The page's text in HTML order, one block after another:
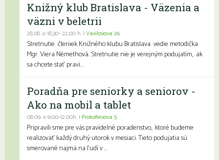
Knižný klub Bratislava - Väzenia a
väzni v beletrii
28.08. o 18,30- 22,00 h. | Vavilovova 26
Stretnutie členiek Knižného klubu Bratislava vedie metodička
Mgr. Viera Némethová. Stretnutie nie je verejným podujatím, ak
sa chcete stať pravi...
Poradňa pre seniorky a seniorov -
Ako na mobil a tablet
08.09. o 9:00-12:00h. | Prokofievova 5
Pripravili sme pre vás pravidelné poradenstvo, ktoré budeme
realizovať každý druhý utorok v mesiaci. Tieto podujatia sú
smerované najmä na ľudí v ...